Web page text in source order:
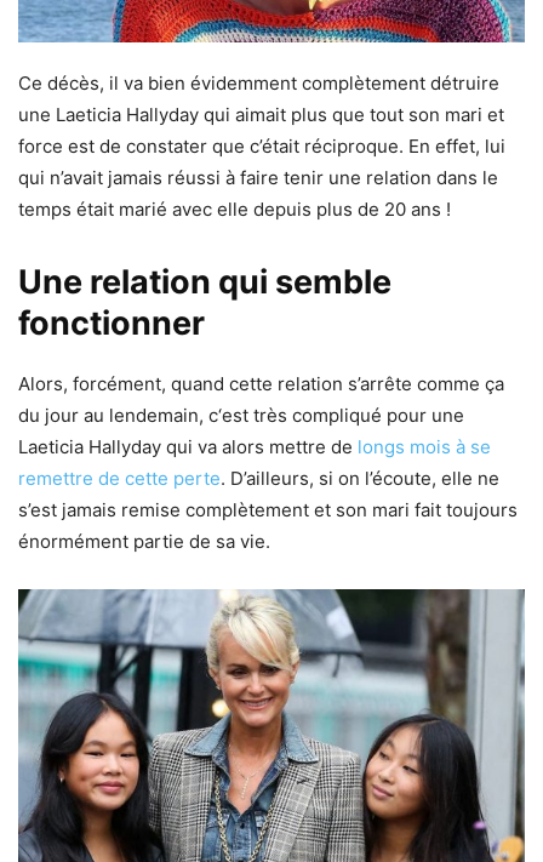
Ce décès, il va bien évidemment complètement détruire
une Laeticia Hallyday qui aimait plus que tout son mari et
force est de constater que c’était réciproque. En effet, lui
qui n’avait jamais réussi à faire tenir une relation dans le
temps était marié avec elle depuis plus de 20 ans !
Une relation qui semble
fonctionner
Alors, forcément, quand cette relation s’arrête comme ça
du jour au lendemain, c‘est très compliqué pour une
Laeticia Hallyday qui va alors mettre de longs mois à se
remettre de cette perte. D’ailleurs, si on l’écoute, elle ne
s’est jamais remise complètement et son mari fait toujours
énormément partie de sa vie.